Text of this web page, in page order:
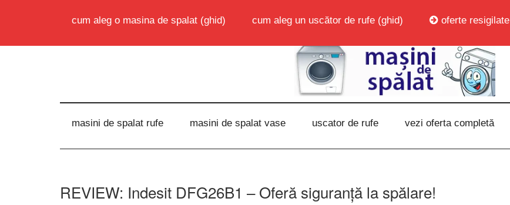
cum aleg o masina de spalat (ghid) cum aleg un uscător de rufe (ghid) oferte resigilate
masini de spalat rufe masini de spalat vase uscator de rufe vezi oferta completă
REVIEW: Indesit DFG26B1 – Oferă siguranță la spălare!